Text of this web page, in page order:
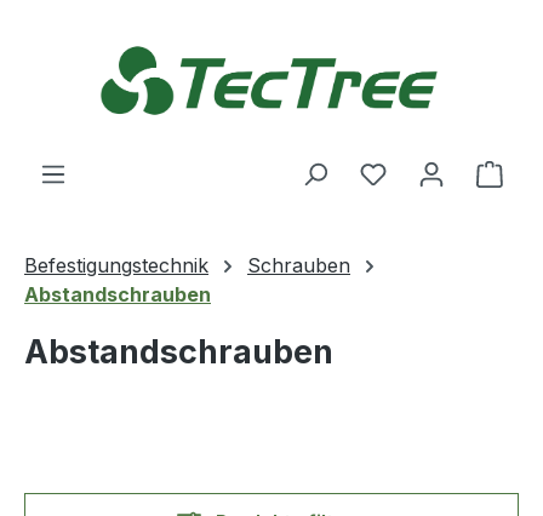
Du hast 0
Befestigungstechnik
Schrauben
Abstandschrauben
Abstandschrauben